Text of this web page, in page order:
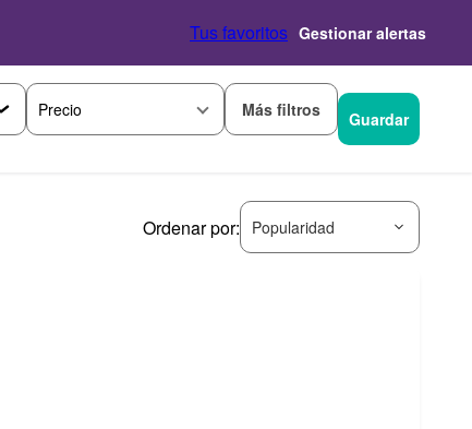
Tus favoritos Gestionar alertas
Precio Más filtros Guardar
Ordenar por: Popularidad